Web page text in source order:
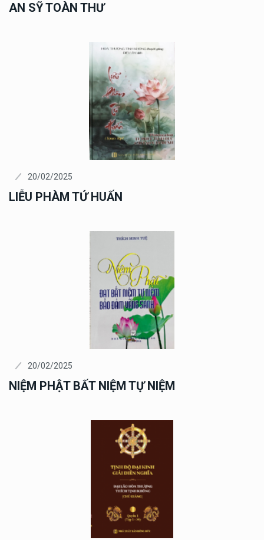
AN SỸ TOÀN THƯ
20/02/2025
LIỄU PHÀM TỨ HUẤN
20/02/2025
NIỆM PHẬT BẤT NIỆM TỰ NIỆM